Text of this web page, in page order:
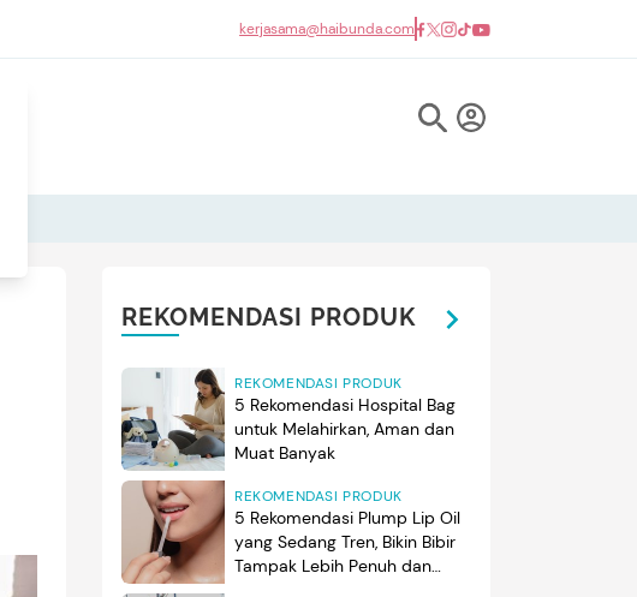
kerjasama@haibunda.com
REKOMENDASI PRODUK
REKOMENDASI PRODUK
5 Rekomendasi Hospital Bag
untuk Melahirkan, Aman dan
Muat Banyak
REKOMENDASI PRODUK
5 Rekomendasi Plump Lip Oil
yang Sedang Tren, Bikin Bibir
Tampak Lebih Penuh dan